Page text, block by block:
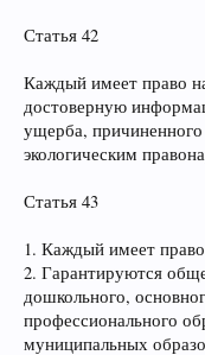
Статья 42
Каждый имеет право
достоверную
ущерба,
экологическим
Статья 43
1. Каждый имеет
2. Гарантируются
дошкольного,
профессионального
муниципальных